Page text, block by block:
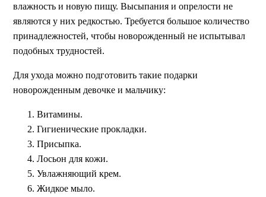
влажность и новую пищу. Высыпания и опрелости не
являются у них редкостью. Требуется большое количество
принадлежностей, чтобы новорожденный не испытывал
подобных трудностей.
Для ухода можно подготовить такие подарки
новорожденным девочке и мальчику:
Витамины.
Гигиенические прокладки.
Присыпка.
Лосьон для кожи.
Увлажняющий крем.
Жидкое мыло.